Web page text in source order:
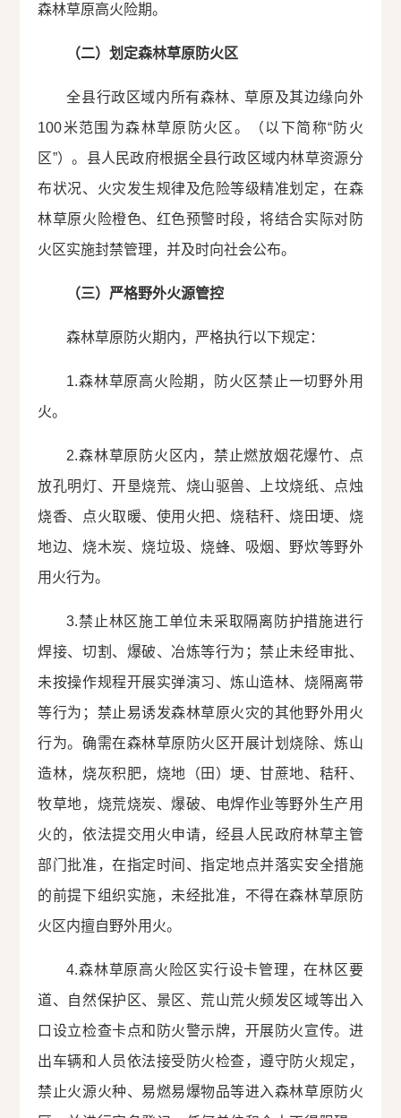
森林草原高火险期。
（二）划定森林草原防火区
全县行政区域内所有森林、草原及其边缘向外
100米范围为森林草原防火区。（以下简称“防火
区”）。县人民政府根据全县行政区域内林草资源分
布状况、火灾发生规律及危险等级精准划定，在森
林草原火险橙色、红色预警时段，将结合实际对防
火区实施封禁管理，并及时向社会公布。
（三）严格野外火源管控
森林草原防火期内，严格执行以下规定：
1.森林草原高火险期，防火区禁止一切野外用
火。
2.森林草原防火区内，禁止燃放烟花爆竹、点
放孔明灯、开垦烧荒、烧山驱兽、上坟烧纸、点烛
烧香、点火取暖、使用火把、烧秸秆、烧田埂、烧
地边、烧木炭、烧垃圾、烧蜂、吸烟、野炊等野外
用火行为。
3.禁止林区施工单位未采取隔离防护措施进行
焊接、切割、爆破、冶炼等行为；禁止未经审批、
未按操作规程开展实弹演习、炼山造林、烧隔离带
等行为；禁止易诱发森林草原火灾的其他野外用火
行为。确需在森林草原防火区开展计划烧除、炼山
造林，烧灰积肥，烧地（田）埂、甘蔗地、秸秆、
牧草地，烧荒烧炭、爆破、电焊作业等野外生产用
火的，依法提交用火申请，经县人民政府林草主管
部门批准，在指定时间、指定地点并落实安全措施
的前提下组织实施，未经批准，不得在森林草原防
火区内擅自野外用火。
4.森林草原高火险区实行设卡管理，在林区要
道、自然保护区、景区、荒山荒火频发区域等出入
口设立检查卡点和防火警示牌，开展防火宣传。进
出车辆和人员依法接受防火检查，遵守防火规定，
禁止火源火种、易燃易爆物品等进入森林草原防火